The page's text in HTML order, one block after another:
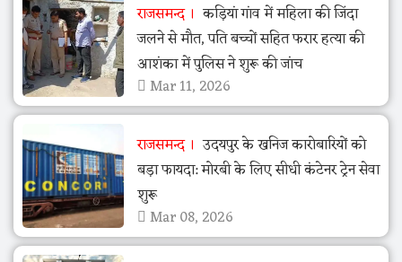
राजसमन्द
कड़ियां गांव में महिला की जिंदा
जलने से मौत, पति बच्चों सहित फरार हत्या की
आशंका में पुलिस ने शुरू की जांच
Mar 11, 2026
राजसमन्द
उदयपुर के खनिज कारोबारियों को
बड़ा फायदा: मोरबी के लिए सीधी कंटेनर ट्रेन सेवा
शुरू
Mar 08, 2026